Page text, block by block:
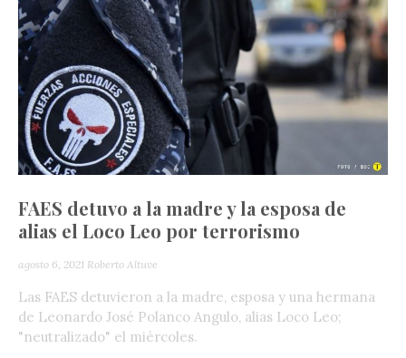
FAES detuvo a la madre y la esposa de
alias el Loco Leo por terrorismo
agosto 6, 2021 Roberto Altuve
Las FAES detuvieron a la madre, esposa y una hermana
de Leonardo José Polanco Angulo, alias Loco Leo;
"neutralizado" el miércoles.